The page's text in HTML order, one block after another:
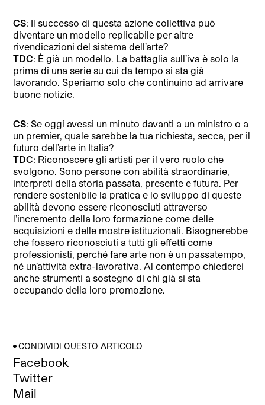
CS: Il successo di questa azione collettiva può
diventare un modello replicabile per altre
rivendicazioni del sistema dell’arte?
TDC: È già un modello. La battaglia sull’iva è solo la
prima di una serie su cui da tempo si sta già
lavorando. Speriamo solo che continuino ad arrivare
buone notizie.
CS: Se oggi avessi un minuto davanti a un ministro o a
un premier, quale sarebbe la tua richiesta, secca, per il
futuro dell’arte in Italia?
TDC: Riconoscere gli artisti per il vero ruolo che
svolgono. Sono persone con abilità straordinarie,
interpreti della storia passata, presente e futura. Per
rendere sostenibile la pratica e lo sviluppo di queste
abilità devono essere riconosciuti attraverso
l’incremento della loro formazione come delle
acquisizioni e delle mostre istituzionali. Bisognerebbe
che fossero riconosciuti a tutti gli effetti come
professionisti, perché fare arte non è un passatempo,
né un’attività extra-lavorativa. Al contempo chiederei
anche strumenti a sostegno di chi già si sta
occupando della loro promozione.
CONDIVIDI QUESTO ARTICOLO
Facebook
Twitter
Mail